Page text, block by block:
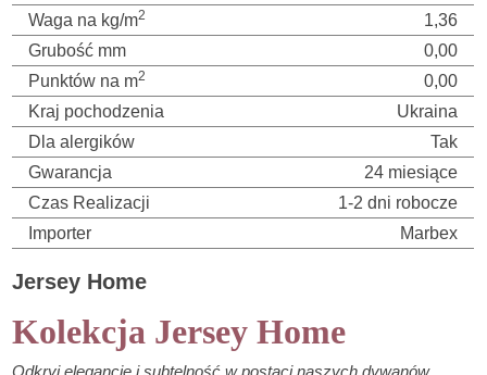
Waga na kg/m2
1,36
Grubość mm
0,00
Punktów na m2
0,00
Kraj pochodzenia
Ukraina
Dla alergików
Tak
Gwarancja
24 miesiące
Czas Realizacji
1-2 dni robocze
Importer
Marbex
Jersey Home
Kolekcja Jersey Home
Odkryj elegancję i subtelność w postaci naszych dywanów